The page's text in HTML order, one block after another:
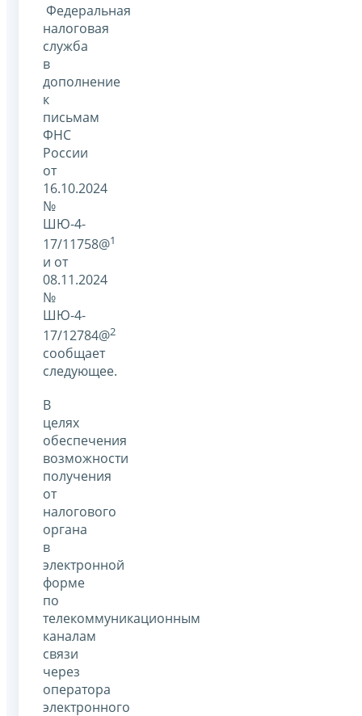
Федеральная
налоговая
служба
в
дополнение
к
письмам
ФНС
России
от
16.10.2024
№
ШЮ-4-
17/11758@1
и от
08.11.2024
№
ШЮ-4-
17/12784@2
сообщает
следующее.
В
целях
обеспечения
возможности
получения
от
налогового
органа
в
электронной
форме
по
телекоммуникационным
каналам
связи
через
оператора
электронного